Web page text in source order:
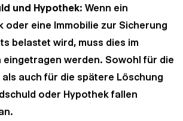
und Hypothek: Wenn ein
oder eine Immobilie zur Sicherung
belastet wird, muss dies im
eingetragen werden. Sowohl für die
auch für die spätere Löschung
oder Hypothek fallen